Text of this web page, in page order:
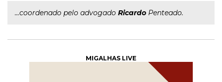
...coordenado pelo advogado Ricardo Penteado.
MIGALHAS LIVE